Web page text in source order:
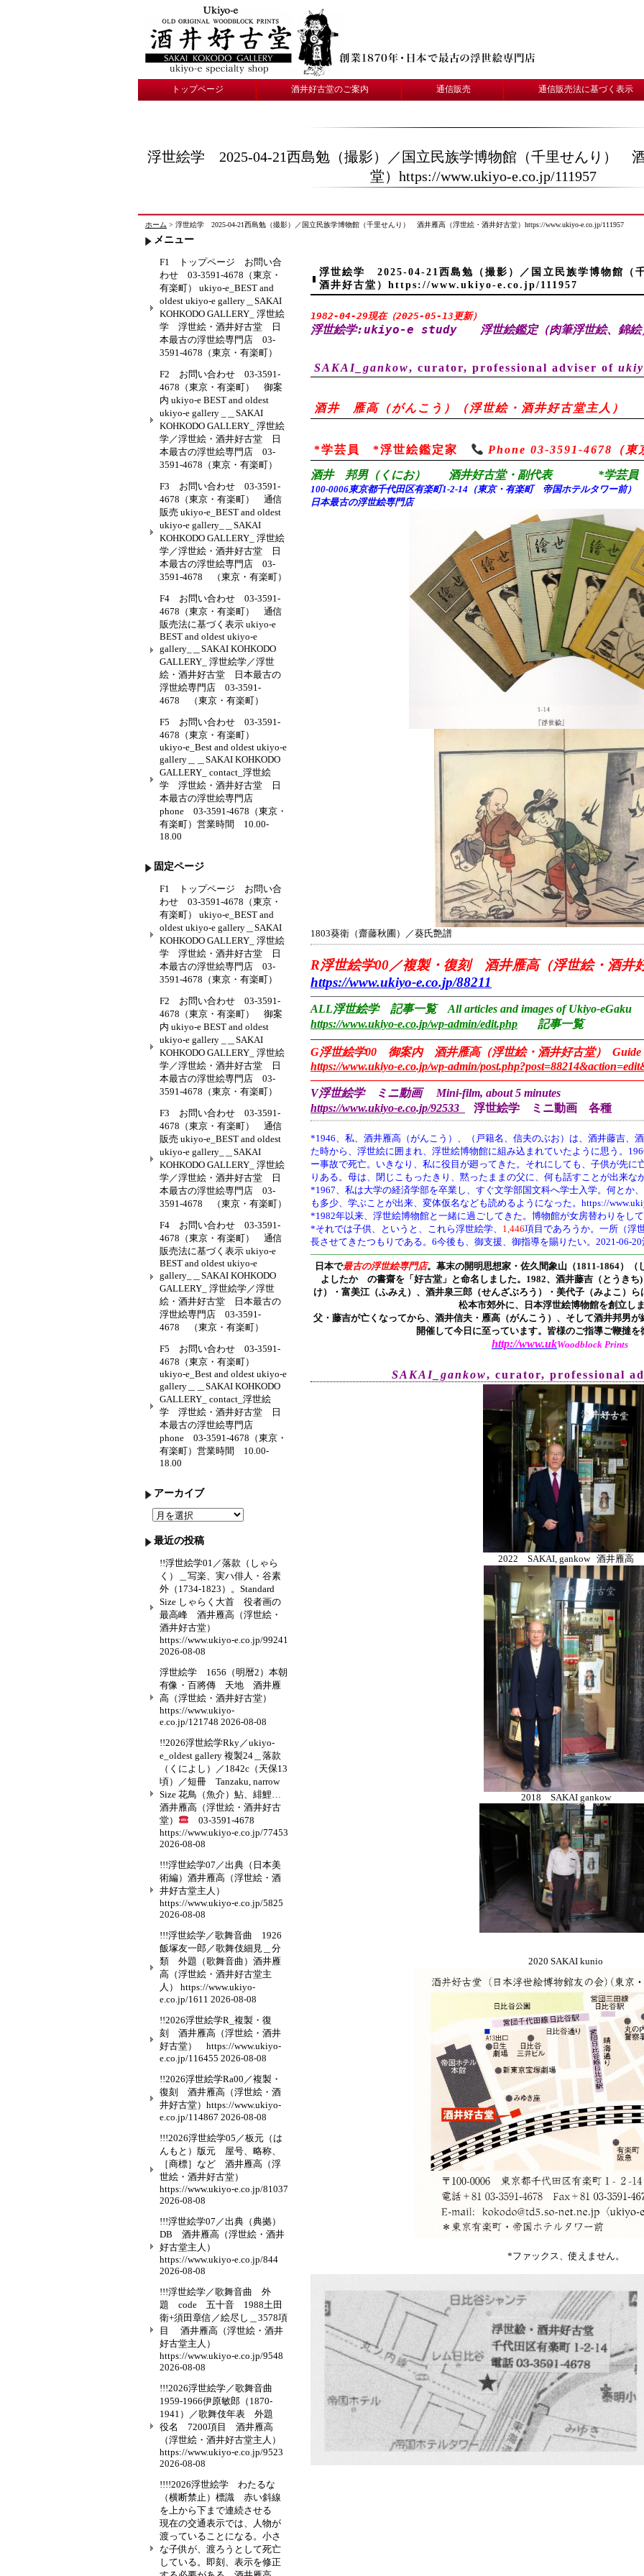
トップページ 酒井好古堂のご案内 通信販売 通信販売法に基づく表示
浮世絵学 2025-04-21西島勉（撮影）／国立民族学博物館（千里せんり）
堂）https://www.ukiyo-e.co.jp/111957
ホーム > 浮世絵学 2025-04-21西島勉（撮影）／国立民族学博物館（千里せんり） 酒井雁高（浮世絵・酒井好古堂）https://www.ukiyo-e.co.jp/111957
浮世絵学 2025-04-21西島勉（撮影）／国立民族学博物館（
酒井好古堂）https://www.ukiyo-e.co.jp/111957
1982-04-29現在（2025-05-13更新）
浮世絵学:ukiyo-e study 浮世絵鑑定（肉筆浮世絵、錦絵
SAKAI_gankow, curator, professional adviser of
酒井 雁高（がんこう）（浮世絵・酒井好古堂主人）
*学芸員 *浮世絵鑑定家 Phone 03-3591-4678（東
酒井 邦男（くにお） 酒井好古堂・副代表 *学芸員
100-0006東京都千代田区有楽町1-2-14（東京・有楽町 帝国ホテルタワー前
日本最古の浮世絵専門店
1803葵衛（齋藤秋圃）／葵氏艶譜
R浮世絵学00／複製・復刻 酒井雁高（浮世絵・酒井
https://www.ukiyo-e.co.jp/88211
ALL浮世絵学 記事一覧 All articles and images of Ukiyo-eGaku
https://www.ukiyo-e.co.jp/wp-admin/edit.php 記事一覧
G浮世絵学00 御案内 酒井雁高（浮世絵・酒井好古堂） Guide
https://www.ukiyo-e.co.jp/wp-admin/
V浮世絵学 ミニ動画 Mini-film, about 5 minutes
https://www.ukiyo-e.co.jp/92533
浮世絵学 ミニ動画 各種
*1946、 私、酒井雁高（がんこう）、（戸籍名、信夫のぶお）は、酒井藤吉、
た時から、浮世絵に囲まれ、浮世絵博物館に組み込まれていたように思う。
ー事故で死亡。いきなり、私に役目が廻ってきた。それにしても、子供が先に
りある。母は、閉じこもったきり、黙ったままの父に、何も話すことが出来な
*1967、私は大学の経済学部を卒業し、すぐ文学部国文科へ学士入学。何とか
も多少、学ぶことが出来、変体仮名なども読めるようになった。https://
*1982年以来、浮世絵博物館と一緒に過ごしてきた。博物館が女房替わりをし
*それでは子供、というと、これら浮世絵学、 1,446項目であろうか。一所（浮
長させてきたつもりである。6今後も、御支援、御指導を賜りたい。2021-06-
日本で最古の浮世絵専門店。幕末の開明思想家・ 佐久間象山（1811-1864）（
よしたか の書齋を「好古堂」と命名しました。 1982、酒井藤吉（とうき
け）・富美江（ふみえ）、酒井泉三郎（せんざぶろう）・美代子（みよこ）
松本市郊外に、日本浮世絵博物館を創立し
父・藤吉が亡くなってから、酒井信夫・雁高（がんこう）、そして酒井邦男
開催して今日に至っています。皆様のご指導ご鞭撻
http://www.ukWoodblock Prints
SAKAI_gankow, curator, professional
2022 SAKAI, gankow 酒井雁高
2018 SAKAI gankow
2020 SAKAI kunio
*ファックス、使えません。
メニュー
F1 トップページ お問い合
わせ 03-3591-4678（東京・
有楽町） ukiyo-e_BEST and
oldest ukiyo-e gallery＿SAKAI
KOHKODO GALLERY_ 浮世絵
学 浮世絵・酒井好古堂 日
本最古の浮世絵専門店 03-
3591-4678（東京・有楽町）
F2 お問い合わせ 03-3591-
4678（東京・有楽町） 御案
内 ukiyo-e BEST and oldest
ukiyo-e gallery _＿SAKAI
KOHKODO GALLERY_ 浮世絵
学／浮世絵・酒井好古堂 日
本最古の浮世絵専門店 03-
3591-4678（東京・有楽町）
F3 お問い合わせ 03-3591-
4678（東京・有楽町） 通信
販売 ukiyo-e_BEST and oldest
ukiyo-e gallery_＿SAKAI
KOHKODO GALLERY_ 浮世絵
学／浮世絵・酒井好古堂 日
本最古の浮世絵専門店 03-
3591-4678 （東京・有楽町）
F4 お問い合わせ 03-3591-
4678（東京・有楽町） 通信
販売法に基づく表示 ukiyo-e
BEST and oldest ukiyo-e
gallery_＿SAKAI KOHKODO
GALLERY_ 浮世絵学／浮世
絵・酒井好古堂 日本最古の
浮世絵専門店 03-3591-
4678 （東京・有楽町）
F5 お問い合わせ 03-3591-
4678（東京・有楽町）
ukiyo-e_Best and oldest ukiyo-e
gallery＿＿SAKAI KOHKODO
GALLERY_ contact_浮世絵
学 浮世絵・酒井好古堂 日
本最古の浮世絵専門店
phone 03-3591-4678（東京・
有楽町）営業時間 10.00-
18.00
固定ページ
F1 トップページ お問い合
わせ 03-3591-4678（東京・
有楽町） ukiyo-e_BEST and
oldest ukiyo-e gallery＿SAKAI
KOHKODO GALLERY_ 浮世絵
学 浮世絵・酒井好古堂 日
本最古の浮世絵専門店 03-
3591-4678（東京・有楽町）
F2 お問い合わせ 03-3591-
4678（東京・有楽町） 御案
内 ukiyo-e BEST and oldest
ukiyo-e gallery _＿SAKAI
KOHKODO GALLERY_ 浮世絵
学／浮世絵・酒井好古堂 日
本最古の浮世絵専門店 03-
3591-4678（東京・有楽町）
F3 お問い合わせ 03-3591-
4678（東京・有楽町） 通信
販売 ukiyo-e_BEST and oldest
ukiyo-e gallery_＿SAKAI
KOHKODO GALLERY_ 浮世絵
学／浮世絵・酒井好古堂 日
本最古の浮世絵専門店 03-
3591-4678 （東京・有楽町）
F4 お問い合わせ 03-3591-
4678（東京・有楽町） 通信
販売法に基づく表示 ukiyo-e
BEST and oldest ukiyo-e
gallery_＿SAKAI KOHKODO
GALLERY_ 浮世絵学／浮世
絵・酒井好古堂 日本最古の
浮世絵専門店 03-3591-
4678 （東京・有楽町）
F5 お問い合わせ 03-3591-
4678（東京・有楽町）
ukiyo-e_Best and oldest ukiyo-e
gallery＿＿SAKAI KOHKODO
GALLERY_ contact_浮世絵
学 浮世絵・酒井好古堂 日
本最古の浮世絵専門店
phone 03-3591-4678（東京・
有楽町）営業時間 10.00-
18.00
アーカイブ
ア
ー
カ
イ
最近の投稿
!!浮世絵学01／落款（しゃら
く）＿写楽、実ハ俳人・谷素
外（1734-1823）。Standard
Size しゃらく大首 役者画の
最高峰 酒井雁高（浮世絵・
酒井好古堂）
https://www.ukiyo-e.co.jp/99241
2026-08-08
浮世絵学 1656（明暦2）本朝
有像・百將傳 天地 酒井雁
高（浮世絵・酒井好古堂）
https://www.ukiyo-
e.co.jp/121748 2026-08-08
!!2026浮世絵学Rky／ukiyo-
e_oldest gallery 複製24＿落款
（くによし）／1842c（天保13
頃）／短冊 Tanzaku, narrow
Size 花鳥（魚介）鮎、緋鯉…
酒井雁高（浮世絵・酒井好古
堂）
03-3591-4678
https://www.ukiyo-e.co.jp/77453
2026-08-08
!!!浮世絵学07／出典（日本美
術編）酒井雁高（浮世絵・酒
井好古堂主人）
https://www.ukiyo-e.co.jp/5825
2026-08-08
!!!浮世絵学／歌舞音曲 1926
飯塚友一郎／歌舞伎細見＿分
類 外題（歌舞音曲）酒井雁
高（浮世絵・酒井好古堂主
人） https://www.ukiyo-
e.co.jp/1611 2026-08-08
!!2026浮世絵学R_複製・復
刻 酒井雁高（浮世絵・酒井
好古堂） https://www.ukiyo-
e.co.jp/116455 2026-08-08
!!2026浮世絵学Ra00／複製・
復刻 酒井雁高（浮世絵・酒
井好古堂）https://www.ukiyo-
e.co.jp/114867 2026-08-08
!!!2026浮世絵学05／板元（は
んもと）版元 屋号、略称、
［商標］など 酒井雁高（浮
世絵・酒井好古堂）
https://www.ukiyo-e.co.jp/81037
2026-08-08
!!!浮世絵学07／出典（典拠）
DB 酒井雁高（浮世絵・酒井
好古堂主人）
https://www.ukiyo-e.co.jp/844
2026-08-08
!!!浮世絵学／歌舞音曲 外
題 code 五十音 1988土田
衛+須田章信／絵尽し＿3578項
目 酒井雁高（浮世絵・酒井
好古堂主人）
https://www.ukiyo-e.co.jp/9548
2026-08-08
!!!2026浮世絵学／歌舞音曲
1959-1966伊原敏郎（1870-
1941）／歌舞伎年表 外題
役名 7200項目 酒井雁高
（浮世絵・酒井好古堂主人）
https://www.ukiyo-e.co.jp/9523
2026-08-08
!!!!2026浮世絵学 わたるな
（横断禁止）標識 赤い斜線
を上から下まで連続させる
現在の交通表示では、人物が
渡っていることになる。小さ
な子供が、渡ろうとして死亡
している。即刻、表示を修正